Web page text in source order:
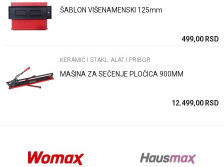
Anti-spam zaštita - izračunajte koliko je 6 - 1 :
POŠALJI
ŠABLON VIŠENAMENSKI 125mm
499,00 RSD
KERAMIČ I STAKL. ALAT I PRIBOR
MAŠINA ZA SEČENJE PLOČICA 900MM
12.499,00 RSD